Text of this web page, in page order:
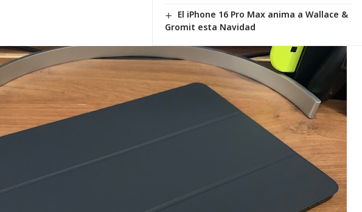
El iPhone 16 Pro Max anima a Wallace &
Gromit esta Navidad